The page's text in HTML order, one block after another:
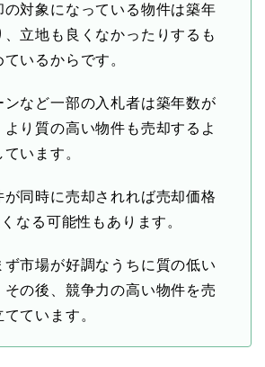
の対象になっている物件は築年
立地も良くなかったりするも
いるからです。
ンなど一部の入札者は築年数が
より質の高い物件も売却するよ
います。
が同時に売却されれば売却価格
くなる可能性もあります。
市場が好調なうちに質の低い
その後、競争力の高い物件を売
ています。